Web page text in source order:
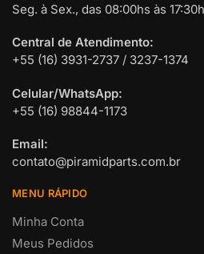
Seg. à Sex., das 08:00hs às
Central de Atendimento:
+55 (16) 3931-2737 / 3237-1374
Celular/WhatsApp:
+55 (16) 98844-1173
Email:
contato@piramidparts.com.br
MENU RÁPIDO
Minha Conta
Meus Pedidos